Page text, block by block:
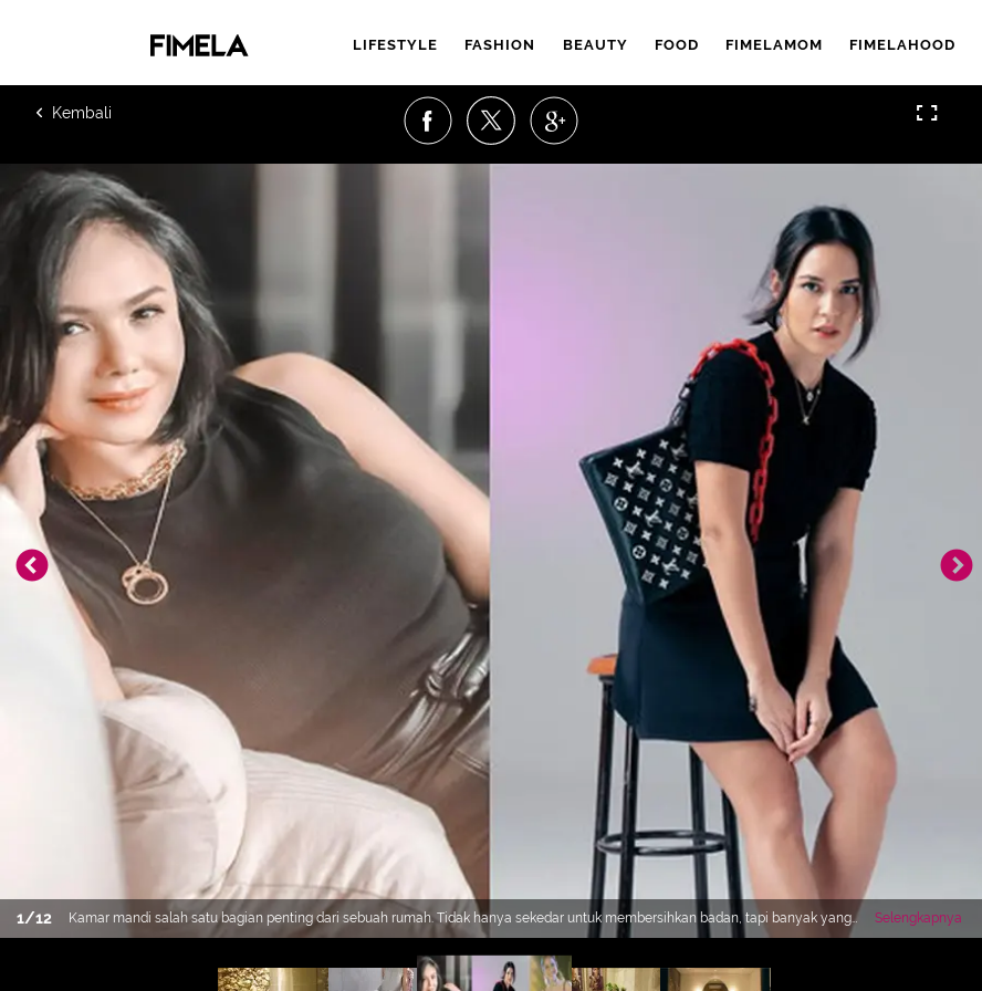
LIFESTYLE FASHION BEAUTY FOOD FIMELAMOM FIMELAHOOD
1/12
Kamar mandi salah satu bagian penting dari sebuah rumah. Tidak hanya sekedar untuk membersihkan badan, tapi banyak yang
memanfaatkan kamar mandi untuk mencari inspirasi.Tidak heran jika kamar mandi dibuat senyaman dan seindah mungkin. Berikut
Selengkapnya